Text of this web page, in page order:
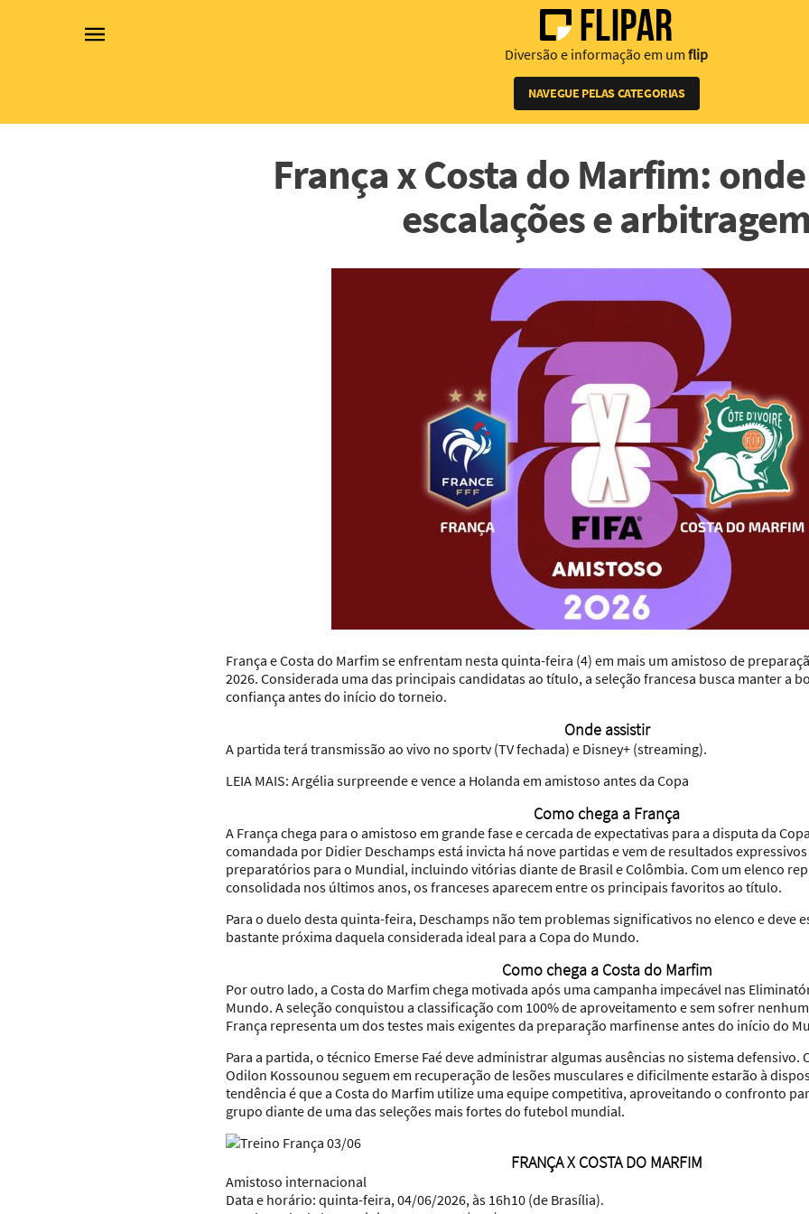
Diversão e informação em um flip
NAVEGUE PELAS CATEGORIAS
França x Costa do Marfim:
escalações e
França e Costa do Marfim se enfrentam nesta quinta-feira (4) em mais um amistoso de
2026. Considerada uma das principais candidatas ao título, a seleção francesa busca manter a
confiança antes do início do torneio.
Onde assistir
A partida terá transmissão ao vivo no sportv (TV fechada) e Disney+ (streaming).
LEIA MAIS: Argélia surpreende e vence a Holanda em amistoso antes da Copa
Como chega a França
A França chega para o amistoso em grande fase e cercada de expectativas para a disputa da
comandada por Didier Deschamps está invicta há nove partidas e vem de resultados
preparatórios para o Mundial, incluindo vitórias diante de Brasil e Colômbia. Com um elenco
consolidada nos últimos anos, os franceses aparecem entre os principais favoritos ao título.
Para o duelo desta quinta-feira, Deschamps não tem problemas significativos no elenco e deve
bastante próxima daquela considerada ideal para a Copa do Mundo.
Como chega a Costa do Marfim
Por outro lado, a Costa do Marfim chega motivada após uma campanha impecável nas
Mundo. A seleção conquistou a classificação com 100% de aproveitamento e sem sofrer
França representa um dos testes mais exigentes da preparação marfinense antes do início do
Para a partida, o técnico Emerse Faé deve administrar algumas ausências no sistema defensivo.
Odilon Kossounou seguem em recuperação de lesões musculares e dificilmente estarão à
tendência é que a Costa do Marfim utilize uma equipe competitiva, aproveitando o confronto
grupo diante de uma das seleções mais fortes do futebol mundial.
FRANÇA X COSTA DO MARFIM
Amistoso internacional
Data e horário: quinta-feira, 04/06/2026, às 16h10 (de Brasília).